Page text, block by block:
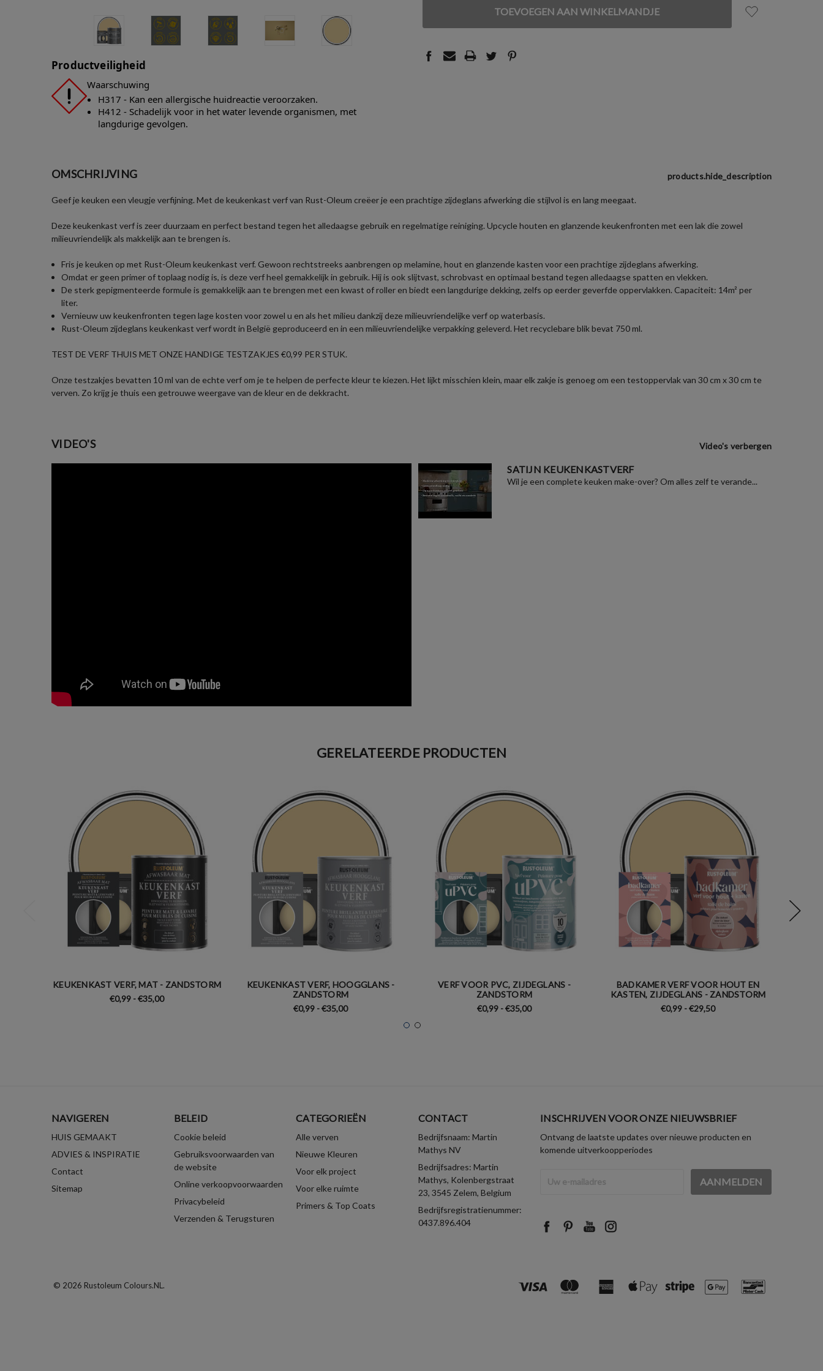
Productveiligheid
Waarschuwing
H317 - Kan een allergische huidreactie veroorzaken.
H412 - Schadelijk voor in het water levende organismen, met
langdurige gevolgen.
UNDEFINEDUNDEFINED
OMSCHRIJVING products.hide_description
Geef je keuken een vleugje verfijning. Met de keukenkast verf van Rust-Oleum creëer je een prachtige zijdeglans afwerking die stijlvol is en lang meegaat.
Deze keukenkast verf is zeer duurzaam en perfect bestand tegen het alledaagse gebruik en regelmatige reiniging. Upcycle houten en glanzende keukenfronten met een lak die zowel
milieuvriendelijk als makkelijk aan te brengen is.
Fris je keuken op met Rust-Oleum keukenkast verf. Gewoon rechtstreeks aanbrengen op melamine, hout en glanzende kasten voor een prachtige zijdeglans afwerking.
Omdat er geen primer of toplaag nodig is, is deze verf heel gemakkelijk in gebruik. Hij is ook slijtvast, schrobvast en optimaal bestand tegen alledaagse spatten en vlekken.
De sterk gepigmenteerde formule is gemakkelijk aan te brengen met een kwast of roller en biedt een langdurige dekking, zelfs op eerder geverfde oppervlakken. Capaciteit: 14m² per
liter.
Vernieuw uw keukenfronten tegen lage kosten voor zowel u en als het milieu dankzij deze milieuvriendelijke verf op waterbasis.
Rust-Oleum zijdeglans keukenkast verf wordt in België geproduceerd en in een milieuvriendelijke verpakking geleverd. Het recyclebare blik bevat 750 ml.
TEST DE VERF THUIS MET ONZE HANDIGE TESTZAKJES €0,99 PER STUK.
Onze testzakjes bevatten 10 ml van de echte verf om je te helpen de perfecte kleur te kiezen. Het lijkt misschien klein, maar elk zakje is genoeg om een testoppervlak van 30 cm x 30 cm te
verven. Zo krijg je thuis een getrouwe weergave van de kleur en de dekkracht.
VIDEO'S Video's verbergen
SATIJN KEUKENKASTVERF
Wil je een complete keuken make-over? Om alles zelf te verande...
GERELATEERDE PRODUCTEN
KEUKENKAST VERF, MAT - ZANDSTORM
€0,99 - €35,00
KEUKENKAST VERF, HOOGGLANS -
ZANDSTORM
€0,99 - €35,00
VERF VOOR PVC, ZIJDEGLANS -
ZANDSTORM
€0,99 - €35,00
BADKAMER VERF VOOR HOUT EN
KASTEN, ZIJDEGLANS - ZANDSTORM
€0,99 - €29,50
NAVIGEREN
HUIS GEMAAKT
ADVIES & INSPIRATIE
Contact
Sitemap
BELEID
Cookie beleid
Gebruiksvoorwaarden van
de website
Online verkoopvoorwaarden
Privacybeleid
Verzenden & Terugsturen
CATEGORIEËN
Alle verven
Nieuwe Kleuren
Voor elk project
Voor elke ruimte
Primers & Top Coats
CONTACT
Bedrijfsnaam: Martin
Mathys NV
Bedrijfsadres: Martin
Mathys, Kolenbergstraat
23, 3545 Zelem, Belgium
Bedrijfsregistratienummer:
0437.896.404
INSCHRIJVEN VOOR ONZE NIEUWSBRIEF
Ontvang de laatste updates over nieuwe producten en
komende uitverkoopperiodes
mailadres
© 2026 Rustoleum Colours.NL.